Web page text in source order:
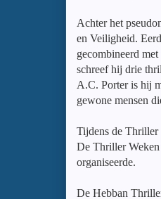
Achter het
en Veiligheid.
gecombineerd
schreef hij drie
A.C. Porter is hij
gewone mensen
Tijdens de Thriller
De Thriller Weken
organiseerde.
De Hebban